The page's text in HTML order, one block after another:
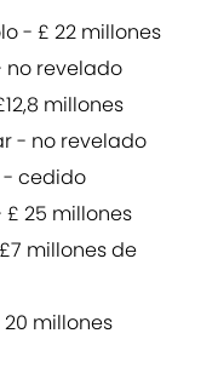
- £ 22 millones
no revelado
millones
- no revelado
- cedido
£ 25 millones
millones de
20 millones